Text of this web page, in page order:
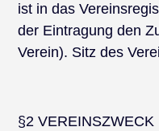
ist in das
der Eintragung den
Verein). Sitz des
§2 VEREINSZWECK